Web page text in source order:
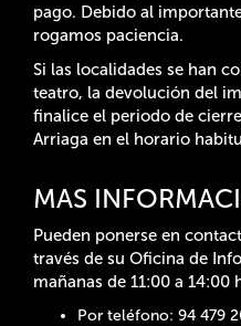
pago. Debido al
rogamos paciencia.
Si las localidades se han
teatro, la devolución del
finalice el periodo de
Arriaga en el horario
MAS
Pueden ponerse en
través de su Oficina de
mañanas de 11:00 a 14:00
Por teléfono: 94 479